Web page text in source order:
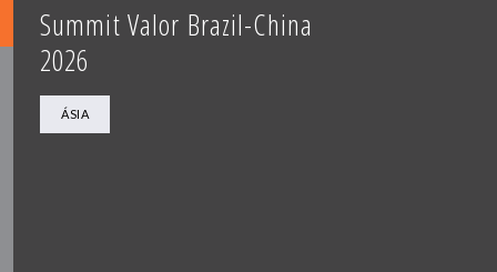
Summit Valor Brazil-China
2026
ÁSIA